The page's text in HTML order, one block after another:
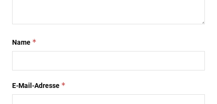
Name *
E-Mail-Adresse *